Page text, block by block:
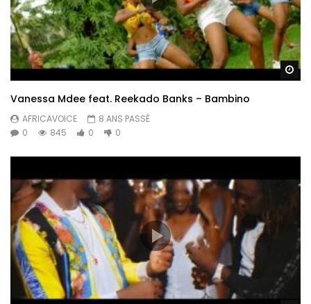
Vanessa Mdee feat. Reekado Banks – Bambino
AFRICAVOICE
8 ANS PASSÉ
0
845 0 0